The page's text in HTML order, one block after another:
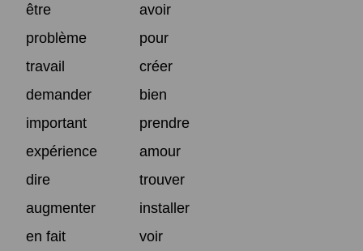
être
avoir
problème
pour
travail
créer
demander
bien
important
prendre
expérience
amour
dire
trouver
augmenter
installer
en fait
voir